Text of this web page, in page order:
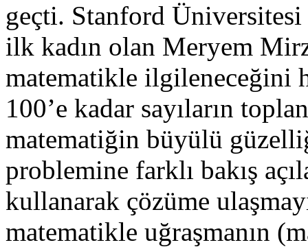
geçti. Stanford
ilk kadın olan Meryem
matematikle ilgileneceğini
100’e kadar sayıların
matematiğin büyülü
problemine farklı bakış
kullanarak çözüme
matematikle uğraşmanın